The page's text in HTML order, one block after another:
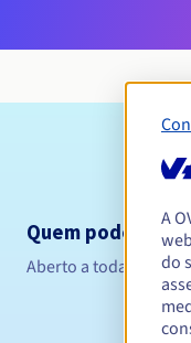
Quem pode
Aberto a todas as
A
do